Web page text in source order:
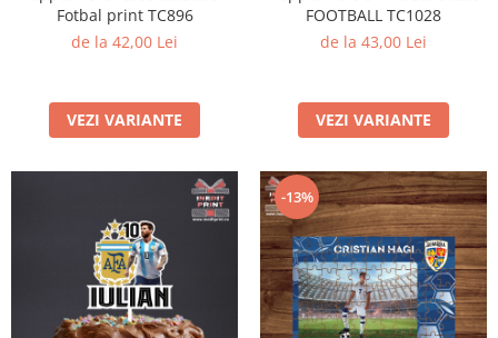
Fotbal print TC896
de la 42,00 Lei
VEZI VARIANTE
FOOTBALL TC1028
de la 43,00 Lei
VEZI VARIANTE
-13%